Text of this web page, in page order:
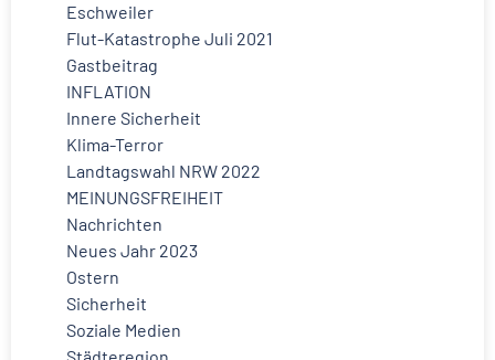
Eschweiler
Flut-Katastrophe Juli 2021
Gastbeitrag
INFLATION
Innere Sicherheit
Klima-Terror
Landtagswahl NRW 2022
MEINUNGSFREIHEIT
Nachrichten
Neues Jahr 2023
Ostern
Sicherheit
Soziale Medien